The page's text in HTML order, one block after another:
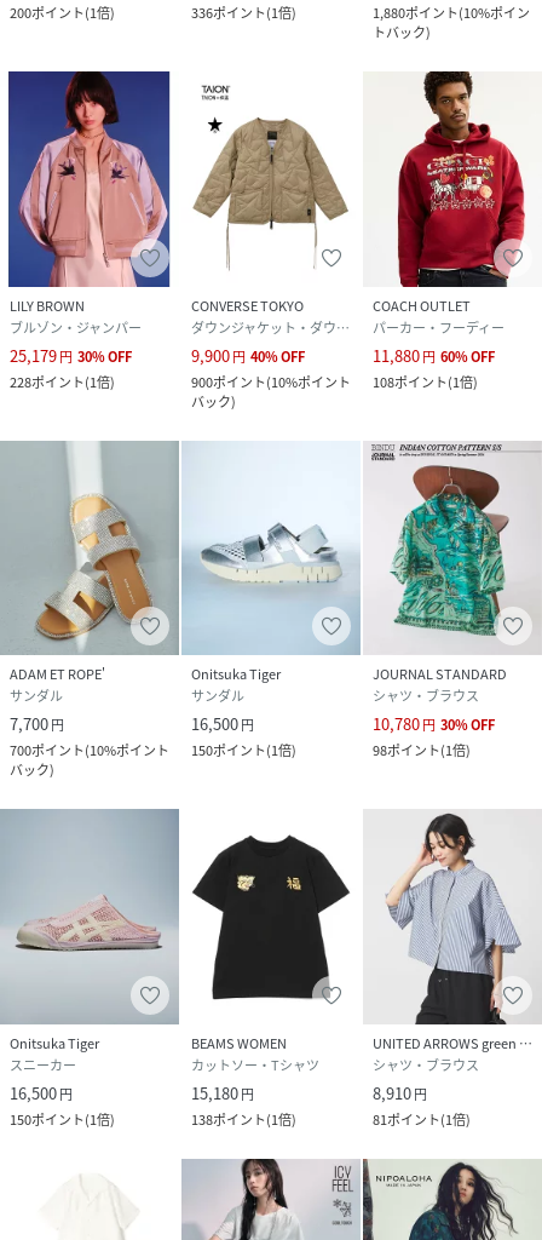
200ポイント(1倍)
336ポイント(1倍)
1,880ポイント(10%ポイン
トバック)
LILY BROWN
ブルゾン・ジャンパー
25,179円 30%OFF
228ポイント(1倍)
CONVERSE TOKYO
ダウンジャケット・ダウンベスト
9,900円 40%OFF
900ポイント(10%ポイント
バック)
COACH OUTLET
パーカー・フーディー
11,880円 60%OFF
108ポイント(1倍)
ADAM ET ROPE'
サンダル
7,700円
700ポイント(10%ポイント
バック)
Onitsuka Tiger
サンダル
16,500円
150ポイント(1倍)
JOURNAL STANDARD
シャツ・ブラウス
10,780円 30%OFF
98ポイント(1倍)
Onitsuka Tiger
スニーカー
16,500円
150ポイント(1倍)
BEAMS WOMEN
カットソー・Tシャツ
15,180円
138ポイント(1倍)
UNITED ARROWS green label relaxing
シャツ・ブラウス
8,910円
81ポイント(1倍)